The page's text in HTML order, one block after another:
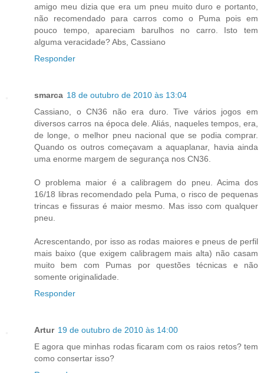
amigo meu dizia que era um pneu muito duro e portanto,
não recomendado para carros como o Puma pois em
pouco tempo, apareciam barulhos no carro. Isto tem
alguma veracidade? Abs, Cassiano
Responder
smarca 18 de outubro de 2010 às 13:04
Cassiano, o CN36 não era duro. Tive vários jogos em
diversos carros na época dele. Aliás, naqueles tempos, era,
de longe, o melhor pneu nacional que se podia comprar.
Quando os outros começavam a aquaplanar, havia ainda
uma enorme margem de segurança nos CN36.
O problema maior é a calibragem do pneu. Acima dos
16/18 libras recomendado pela Puma, o risco de pequenas
trincas e fissuras é maior mesmo. Mas isso com qualquer
pneu.
Acrescentando, por isso as rodas maiores e pneus de perfil
mais baixo (que exigem calibragem mais alta) não casam
muito bem com Pumas por questões técnicas e não
somente originalidade.
Responder
Artur 19 de outubro de 2010 às 14:00
E agora que minhas rodas ficaram com os raios retos? tem
como consertar isso?